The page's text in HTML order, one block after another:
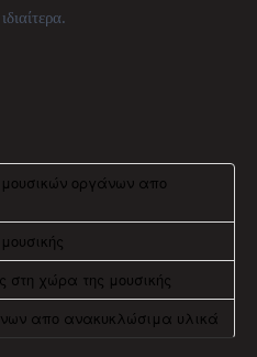
οργάνων απο
χώρα της μουσικής
απο ανακυκλώσιμα υλικά